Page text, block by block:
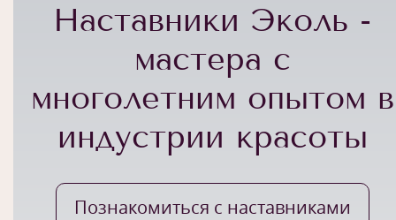
Наставники Эколь -
мастера с
многолетним опытом в
индустрии красоты
Познакомиться с наставниками